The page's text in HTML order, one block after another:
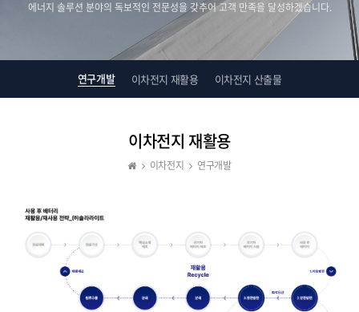
에너지 솔루션 분야의 독보적인 전문성을 갖추어 고객 만족을 달성하겠습니다.
연구개발 이차전지 재활용 이차전지 산출물
이차전지 재활용
이차전지 연구개발